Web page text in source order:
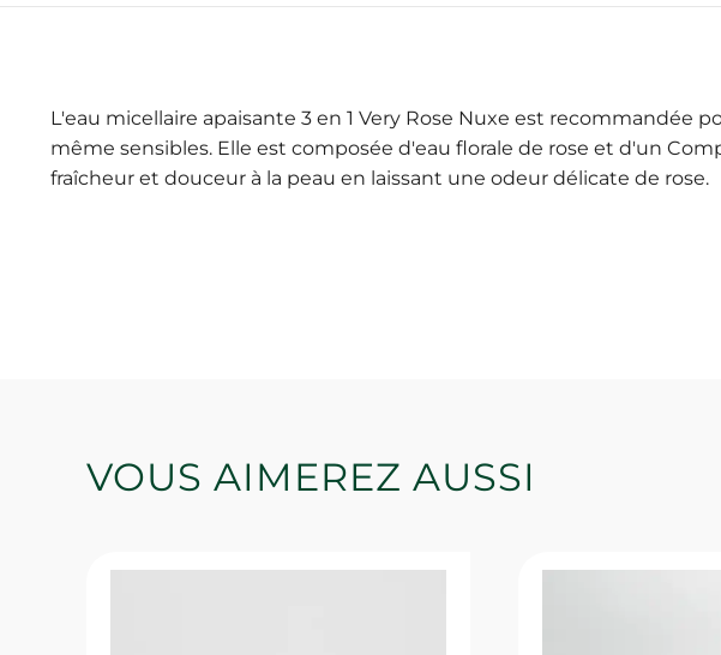
L'eau micellaire apaisante 3 en 1 Very Rose Nuxe est recommandée
même sensibles. Elle est composée d'eau florale de rose et d'un
fraîcheur et douceur à la peau en laissant une odeur délicate de rose.
VOUS AIMEREZ AUSSI